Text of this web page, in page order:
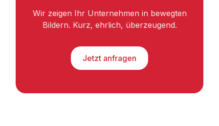
Wir zeigen Ihr Unternehmen in bewegten
Bildern. Kurz, ehrlich, überzeugend.
Jetzt anfragen